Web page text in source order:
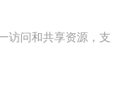
访问和共享资源，支